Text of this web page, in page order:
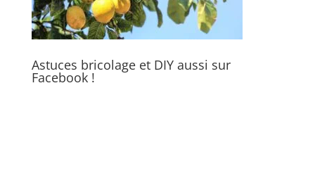
Astuces bricolage et DIY aussi sur
Facebook !